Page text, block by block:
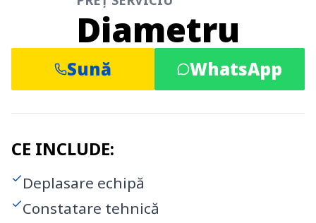
Diametru
Sună WhatsApp
CE INCLUDE:
Deplasare echipă
Constatare tehnică